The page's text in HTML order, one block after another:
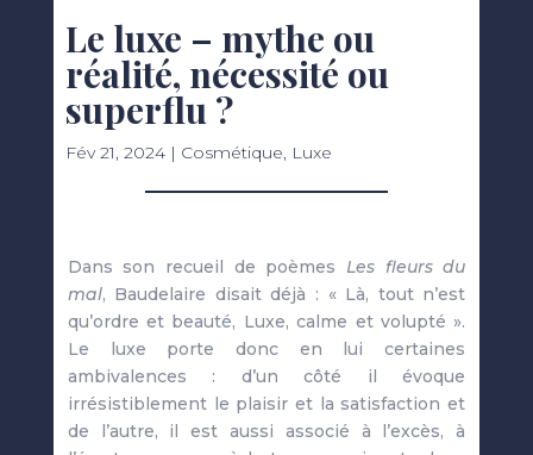
Le luxe – mythe ou
réalité, nécessité ou
superflu ?
Fév 21, 2024| Cosmétique Luxe
Dans son recueil de poèmes Les fleurs du
mal, Baudelaire disait déjà : « Là, tout n’est
qu’ordre et beauté, Luxe, calme et volupté ».
Le luxe porte donc en lui certaines
ambivalences : d’un côté il évoque
irrésistiblement le plaisir et la satisfaction et
de l’autre, il est aussi associé à l’excès, à